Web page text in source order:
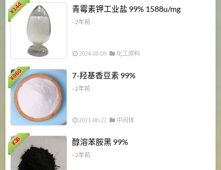
¥
144 青霉素钾工业盐 99% 1588u/mg
- 2年前
2024-08-09 化工原料
¥
960 7-羟基香豆素 99%
- 2年前
2021-06-22 中间体
¥
36 醇溶苯胺黑 99%
- 2年前